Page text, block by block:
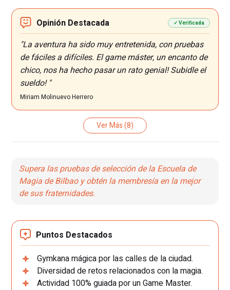
Opinión Destacada ✓ Verificada
"La aventura ha sido muy entretenida, con pruebas
de fáciles a difíciles. El game máster, un encanto de
chico, nos ha hecho pasar un rato genial! Subidle el
sueldo! "
Miriam Molinuevo Herrero
Ver Más(8)
Supera las pruebas de selección de la Escuela de
Magia de Bilbao y obtén la membresía en la mejor
de sus fraternidades.
Puntos Destacados
Gymkana mágica por las calles de la ciudad.
Diversidad de retos relacionados con la magia.
Actividad 100% guiada por un Game Master.